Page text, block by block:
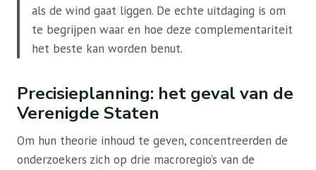
als de wind gaat liggen. De echte uitdaging is om
te begrijpen waar en hoe deze complementariteit
het beste kan worden benut.
Precisieplanning: het geval van de
Verenigde Staten
Om hun theorie inhoud te geven, concentreerden de
onderzoekers zich op drie macroregio’s van de